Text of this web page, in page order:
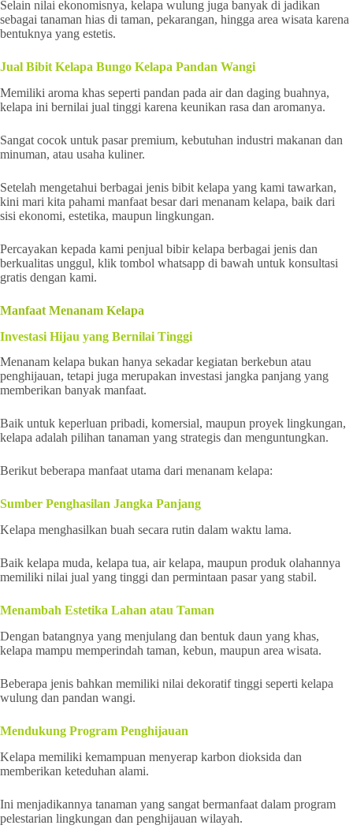
Selain nilai ekonomisnya, kelapa wulung juga banyak di jadikan
sebagai tanaman hias di taman, pekarangan, hingga area wisata karena
bentuknya yang estetis.
Jual Bibit Kelapa Bungo Kelapa Pandan Wangi
Memiliki aroma khas seperti pandan pada air dan daging buahnya,
kelapa ini bernilai jual tinggi karena keunikan rasa dan aromanya.
Sangat cocok untuk pasar premium, kebutuhan industri makanan dan
minuman, atau usaha kuliner.
Setelah mengetahui berbagai jenis bibit kelapa yang kami tawarkan,
kini mari kita pahami manfaat besar dari menanam kelapa, baik dari
sisi ekonomi, estetika, maupun lingkungan.
Percayakan kepada kami penjual bibir kelapa berbagai jenis dan
berkualitas unggul, klik tombol whatsapp di bawah untuk konsultasi
gratis dengan kami.
Manfaat Menanam Kelapa
Investasi Hijau yang Bernilai Tinggi
Menanam kelapa bukan hanya sekadar kegiatan berkebun atau
penghijauan, tetapi juga merupakan investasi jangka panjang yang
memberikan banyak manfaat.
Baik untuk keperluan pribadi, komersial, maupun proyek lingkungan,
kelapa adalah pilihan tanaman yang strategis dan menguntungkan.
Berikut beberapa manfaat utama dari menanam kelapa:
Sumber Penghasilan Jangka Panjang
Kelapa menghasilkan buah secara rutin dalam waktu lama.
Baik kelapa muda, kelapa tua, air kelapa, maupun produk olahannya
memiliki nilai jual yang tinggi dan permintaan pasar yang stabil.
Menambah Estetika Lahan atau Taman
Dengan batangnya yang menjulang dan bentuk daun yang khas,
kelapa mampu memperindah taman, kebun, maupun area wisata.
Beberapa jenis bahkan memiliki nilai dekoratif tinggi seperti kelapa
wulung dan pandan wangi.
Mendukung Program Penghijauan
Kelapa memiliki kemampuan menyerap karbon dioksida dan
memberikan keteduhan alami.
Ini menjadikannya tanaman yang sangat bermanfaat dalam program
pelestarian lingkungan dan penghijauan wilayah.